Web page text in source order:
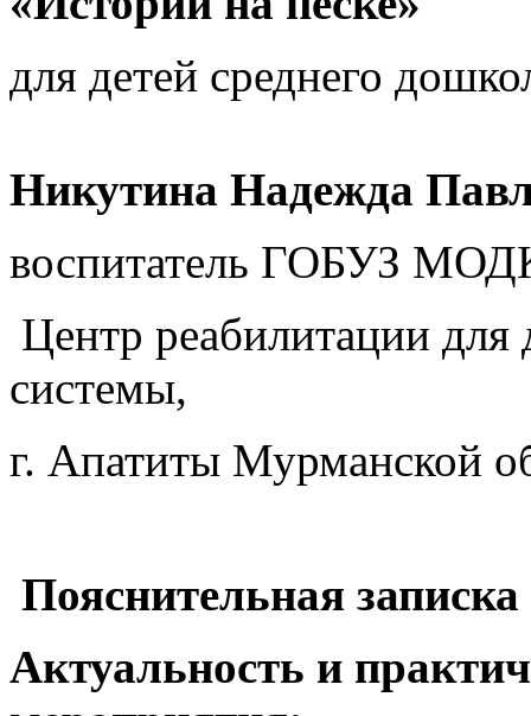
для детей среднего
Никутина Надежда
воспитатель ГОБУЗ
Центр реабилитации для
системы,
г. Апатиты Мурманской
Пояснительная записка
Актуальность и